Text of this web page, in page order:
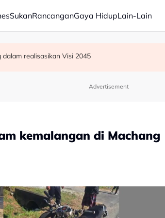
SukanRancanganGaya HidupLain-Lain
hadapi PRU16 - Shafie
di Selangor catat IPU tidak sihat
realisasikan Visi 2045
Advertisement
kemalangan di Machang